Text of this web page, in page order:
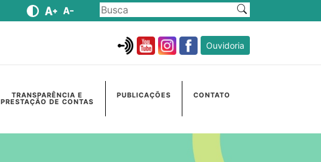
Ouvidoria
TRANSPARÊNCIA E
PRESTAÇÃO DE CONTAS
PUBLICAÇÕES CONTATO